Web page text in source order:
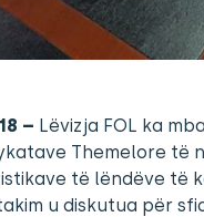
– Lëvizja FOL ka
Themelore të
të lëndëve të
u diskutua për